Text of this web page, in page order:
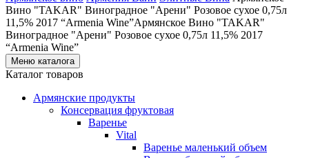
Вино "TAKAR" Виноградное "Арени" Розовое сухое 0,75л
11,5% 2017 “Armenia Wine”Армянское Вино "TAKAR"
Виноградное "Арени" Розовое сухое 0,75л 11,5% 2017
“Armenia Wine”
Меню каталога
Каталог товаров
Армянские продукты
Консервация фруктовая
Варенье
Vital
Варенье маленький объем